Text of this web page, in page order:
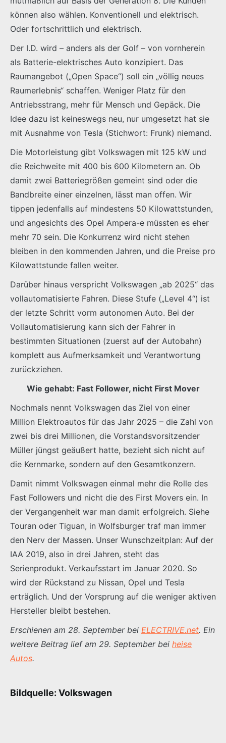
können also wählen. Konventionell und elektrisch.
Oder fortschrittlich und elektrisch.
Der I.D. wird – anders als der Golf – von vornherein
als Batterie-elektrisches Auto konzipiert. Das
Raumangebot („Open Space“) soll ein „völlig neues
Raumerlebnis“ schaffen. Weniger Platz für den
Antriebsstrang, mehr für Mensch und Gepäck. Die
Idee dazu ist keineswegs neu, nur umgesetzt hat sie
mit Ausnahme von Tesla (Stichwort: Frunk) niemand.
Die Motorleistung gibt Volkswagen mit 125 kW und
die Reichweite mit 400 bis 600 Kilometern an. Ob
damit zwei Batteriegrößen gemeint sind oder die
Bandbreite einer einzelnen, lässt man offen. Wir
tippen jedenfalls auf mindestens 50 Kilowattstunden,
und angesichts des Opel Ampera-e müssten es eher
mehr 70 sein. Die Konkurrenz wird nicht stehen
bleiben in den kommenden Jahren, und die Preise pro
Kilowattstunde fallen weiter.
Darüber hinaus verspricht Volkswagen „ab 2025“ das
vollautomatisierte Fahren. Diese Stufe („Level 4“) ist
der letzte Schritt vorm autonomen Auto. Bei der
Vollautomatisierung kann sich der Fahrer in
bestimmten Situationen (zuerst auf der Autobahn)
komplett aus Aufmerksamkeit und Verantwortung
zurückziehen.
Wie gehabt: Fast Follower, nicht First Mover
Nochmals nennt Volkswagen das Ziel von einer
Million Elektroautos für das Jahr 2025 – die Zahl von
zwei bis drei Millionen, die Vorstandsvorsitzender
Müller jüngst geäußert hatte, bezieht sich nicht auf
die Kernmarke, sondern auf den Gesamtkonzern.
Damit nimmt Volkswagen einmal mehr die Rolle des
Fast Followers und nicht die des First Movers ein. In
der Vergangenheit war man damit erfolgreich. Siehe
Touran oder Tiguan, in Wolfsburger traf man immer
den Nerv der Massen. Unser Wunschzeitplan: Auf der
IAA 2019, also in drei Jahren, steht das
Serienprodukt. Verkaufsstart im Januar 2020. So
wird der Rückstand zu Nissan, Opel und Tesla
erträglich. Und der Vorsprung auf die weniger aktiven
Hersteller bleibt bestehen.
Erschienen am 28. September bei ELECTRIVE.net. Ein
weitere Beitrag lief am 29. September bei heise
Autos.
Bildquelle: Volkswagen